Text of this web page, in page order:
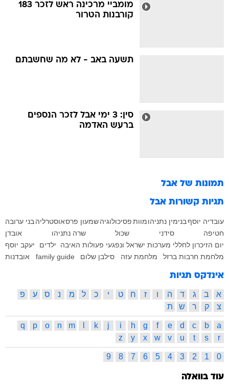
מומביי מרכינה ראש לזכר 183
קורבנות הטרור
תשעה באב - לא מה שחשבתם
סין: 3 ימי אבל לזכר הנספים
ברעש האדמה
תמונות של אבל
תגיות קשורות אבל
עובדיה יוסףבנימין נתניהומוותפסיכולוגיהשמעון פרסאוסטרליהבני ערובה
חטיפה
סידני שכול שרה נתניהו
אובדן
יום הזיכרון לחללי מערכות ישראל ונפגעי פעולות האיבה
ילדים
יעקב יוסף
מלחמת חרבות ברזל
מלחמת עזה סילבן שלום family guide אובדנות
אינדקס תגיות
א ב ג ד ה ו ז ח ט י כ ל מ נ ס ע
פ
צ
ק ר ש ת
a
b
c
d
e
f
g
h
i
j
k
m
n
o
p
q
r
s
t
u
v
w
x
y
z
0
1
2
3
4
5
6
7
8
9
עוד בוואלה